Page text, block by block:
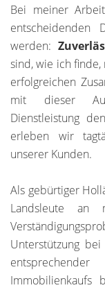
Bei meiner
entscheidenden
werden:
sind, wie ich
erfolgreichen
mit dieser
Dienstleistung
erleben wir
unserer Kunden.
Als gebürtiger
Landsleute an
Unterstützung
Immobilienkaufs